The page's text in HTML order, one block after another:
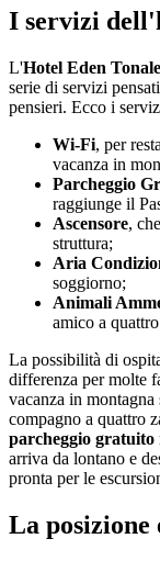
I servizi
L'Hotel Eden Tonale
serie di servizi
pensieri. Ecco i
Wi-Fi, per
vacanza in
Parcheggio
raggiunge il
Ascensore,
struttura;
Aria
soggiorno;
Animali
amico a
La possibilità di
differenza per molte
vacanza in
compagno a quattro
parcheggio gratuito
arriva da lontano e
pronta per le
La